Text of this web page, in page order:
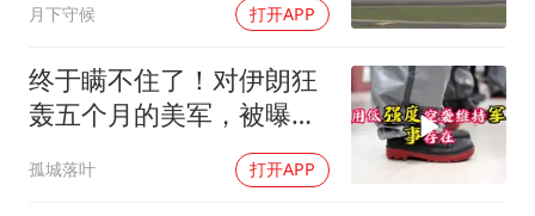
暴雨预报为何有时感觉不准
总书记点赞的非遗苗绣焕发新生机
月下守候 打开APP
终于瞒不住了！对伊朗狂
轰五个月的美军，被曝出
孤城落叶 打开APP